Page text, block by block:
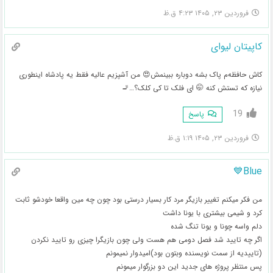
فروردین ۲۳, ۱۴۰۵ ۴:۲۳ ق.ظ
کاپیتان لیوای
کاش حافظه‌م پاک بشه دوباره ببینمش😍 من آشپزیم عالیه فقط یه پادشاه اینطوری
نیازه که تستش کنه 🤭 ای فلک تا کی کلک؟…🚬
19 پاسخ
فروردین ۲۳, ۱۴۰۵ ۱:۱۹ ق.ظ
Blue💙
من فکر میکنم تغییر بازیگر مرد کار بسیار درستی بود چون چه مین واقعا خودشو ثابت
کرد و شیمی بیشتری با یونا داشت
دلم واسه چونا و یونا تنگ شده
اگر چه تایید شد فصل دومی هم هست ولی چون بازیگرا چیزی رو تایید نکردن
(تاییدیه از سمت نویسنده وبتون بود)امیدوار نمیمونم
پس منتظر پروژه های جدید این دو بزرگوار میمونم